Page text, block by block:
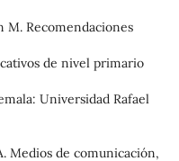
M. Recomendaciones
de nivel primario
Universidad Rafael
Medios de comunicación,